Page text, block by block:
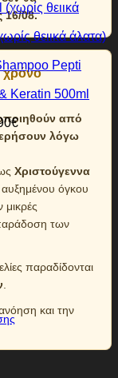
16/08.
χρόνο
από
λόγω
Χριστούγεννα
αυξημένου όγκου
των
παραδίδονται
και την
θειικά άλατα)
Pepti
Keratin 500ml
€